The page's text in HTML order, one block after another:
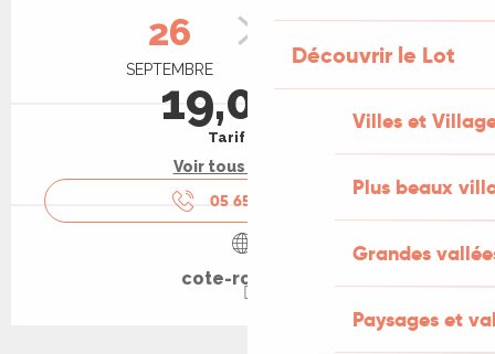
Découvrir le Lot
Villes et
Plus beaux
Grandes
Paysages et
26
SEPTEMBRE
27
19,00 €
Tarif plein
Voir tous les tarifs
05 65 10 93
cote-rocher.fr